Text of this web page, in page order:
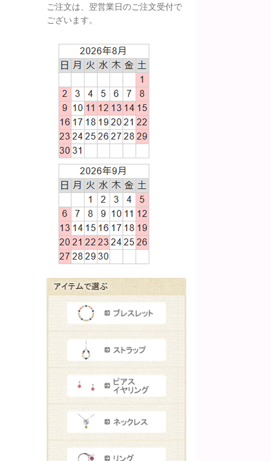
ご注文は、翌営業日のご注文受付で
ございます。